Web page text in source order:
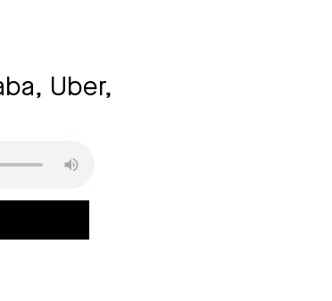
Uber,